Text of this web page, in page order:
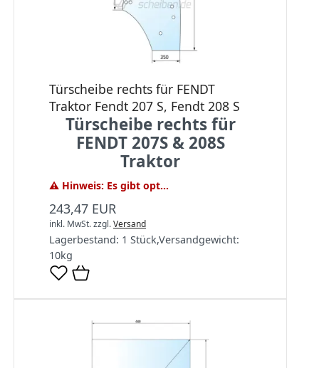
Türscheibe rechts für FENDT
Traktor Fendt 207 S, Fendt 208 S
Türscheibe rechts für
FENDT 207S & 208S
Traktor
⚠️ Hinweis: Es gibt opt...
243,47 EUR
inkl. MwSt.zzgl.Versand
Lagerbestand: 1 Stück,Versandgewicht:
10kg